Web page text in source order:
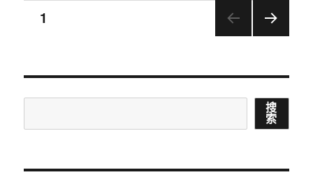
酒
精
量
以
文
导
1
搜
索